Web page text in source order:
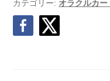
リ
ス
タ
カテゴリー: オラクルカー